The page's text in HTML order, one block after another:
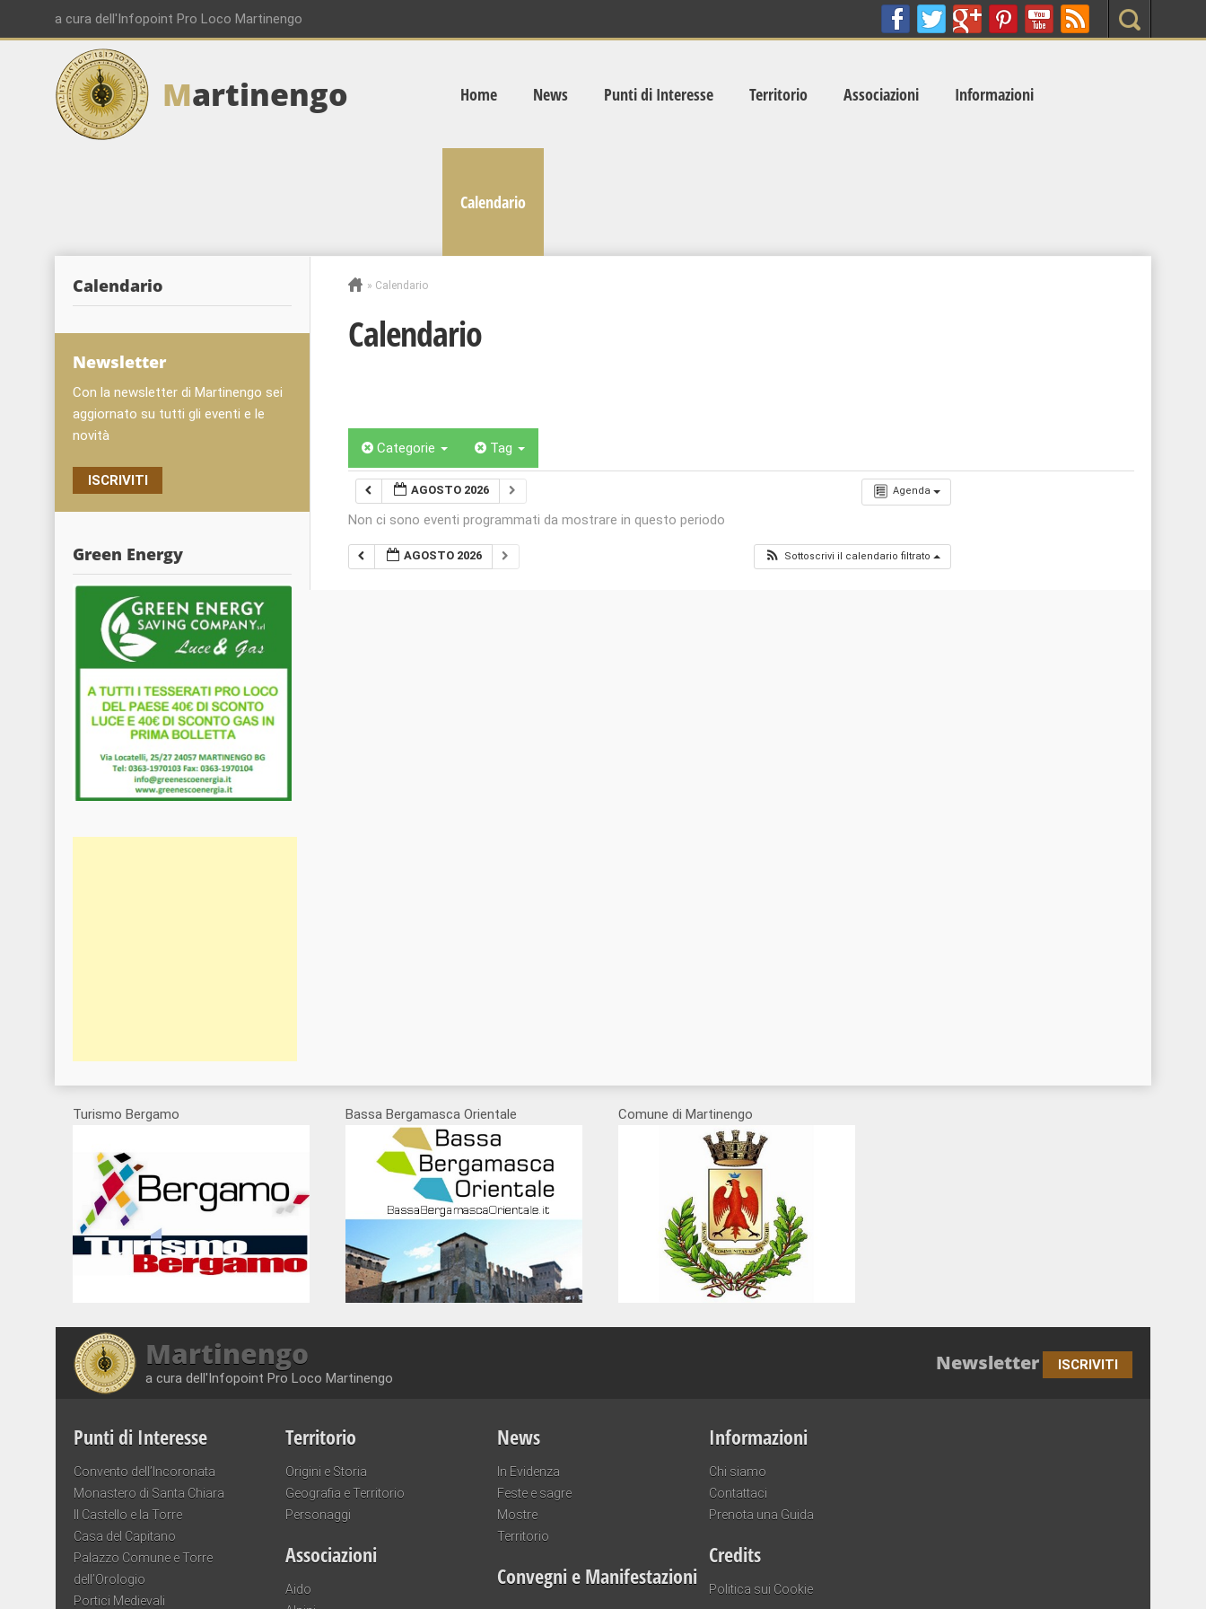
a cura dell'Infopoint Pro Loco Martinengo Search
Martinengo Home News Punti di Interesse Territorio Associazioni Informazioni
Calendario
» Calendario
Calendario
Categorie Tag
Agenda
AGOSTO 2026
Non ci sono eventi programmati da mostrare in questo periodo
AGOSTO 2026 Sottoscrivi il calendario filtrato
Calendario
Newsletter
Con la newsletter di Martinengo sei
aggiornato su tutti gli eventi e le
novità
ISCRIVITI
Green Energy
Turismo Bergamo Bassa Bergamasca Orientale Comune di Martinengo
Martinengo
a cura dell'Infopoint Pro Loco Martinengo
Newsletter ISCRIVITI
Punti di Interesse
Convento dell’Incoronata
Monastero di Santa Chiara
Il Castello e la Torre
Casa del Capitano
Palazzo Comune e Torre
dell’Orologio
Portici Medievali
Territorio
Origini e Storia
Geografia e Territorio
Personaggi
Associazioni
Aido
News
In Evidenza
Feste e sagre
Mostre
Territorio
Convegni e Manifestazioni
Informazioni
Chi siamo
Contattaci
Prenota una Guida
Credits
Politica sui Cookie